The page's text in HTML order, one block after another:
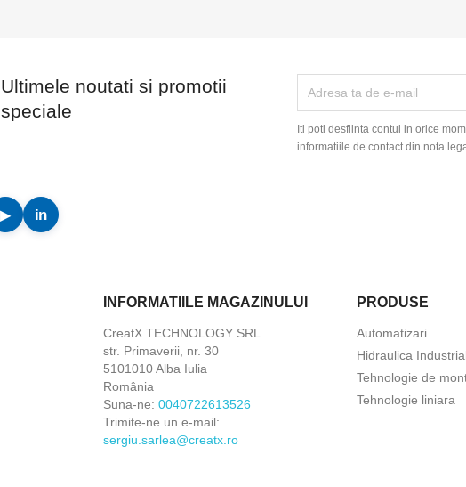
Ultimele noutati si promotii
speciale
Iti poti desfiinta contul in orice
informatiile de contact din nota
INFORMATIILE MAGAZINULUI
CreatX TECHNOLOGY SRL
str. Primaverii, nr. 30
5101010 Alba Iulia
România
Suna-ne: 0040722613526
Trimite-ne un e-mail:
sergiu.sarlea@creatx.ro
PRODUSE
Automatizari
Hidraulica
Tehnologie de
Tehnologie liniara